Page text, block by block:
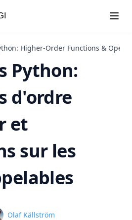
Higher-Order Functions &
Python:
d'ordre
et
sur les
Name
Olaf Källström